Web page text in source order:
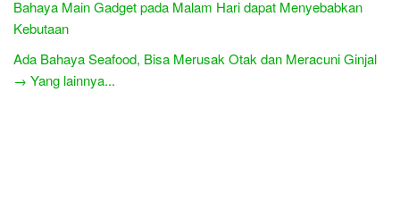
Bahaya Main Gadget pada Malam Hari dapat Menyebabkan
Kebutaan
Ada Bahaya Seafood, Bisa Merusak Otak dan Meracuni Ginjal
→ Yang lainnya...